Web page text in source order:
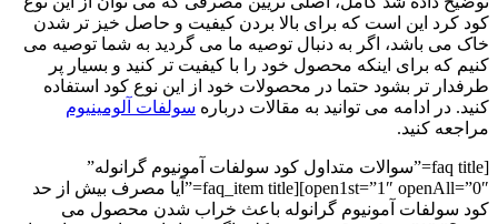
کود کرد این است که برای بالا بردن کیفیت و حاصل خیز تر شدن
خاک می باشد، اگر به دنبال توصیه ما می گردید به شما توصیه می
کنیم که برای اینکه محصول خود را با کیفیت تر کنید و بسیار پر
طرفدار تر بشود حتما در محصولات خود از این نوع کود استفاده
کنید. در ادامه می توانید به مقالات درباره سولفات آلومینیوم
مراجعه کنید.
[faq title=”سوالات متداول کود سولفات آمونیوم گرانوله”
open1st=”1″ openAll=”0″][faq_item title=”آیا مصرف بیش از حد
کود سولفات آمونیوم گرانوله باعث خراب شدن محصول می